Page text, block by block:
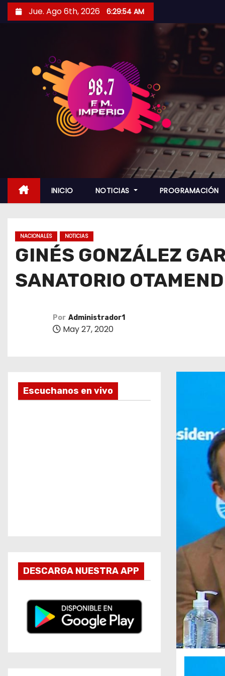
i
Jue. Ago 6th, 2026 6:29:56 AM
INICIO NOTICIAS PROGRAMACIÓN
NACIONALES NOTICIAS
GINÉS GONZÁLEZ
SANATORIO
Por Administrador1
May 27, 2020
Escuchanos en vivo
DESCARGA NUESTRA APP